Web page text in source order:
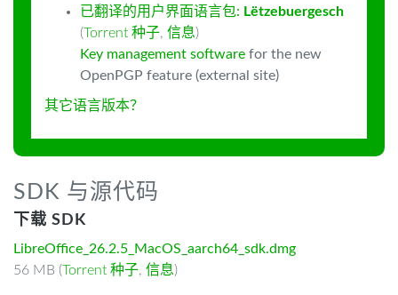
已翻译的用户界面语言包: Lëtzebuergesch
(Torrent 种子, 信息)
Key management software for the new
OpenPGP feature (external site)
其它语言版本？
SDK 与源代码
下载 SDK
LibreOffice_26.2.5_MacOS_aarch64_sdk.dmg
56 MB (Torrent 种子, 信息)